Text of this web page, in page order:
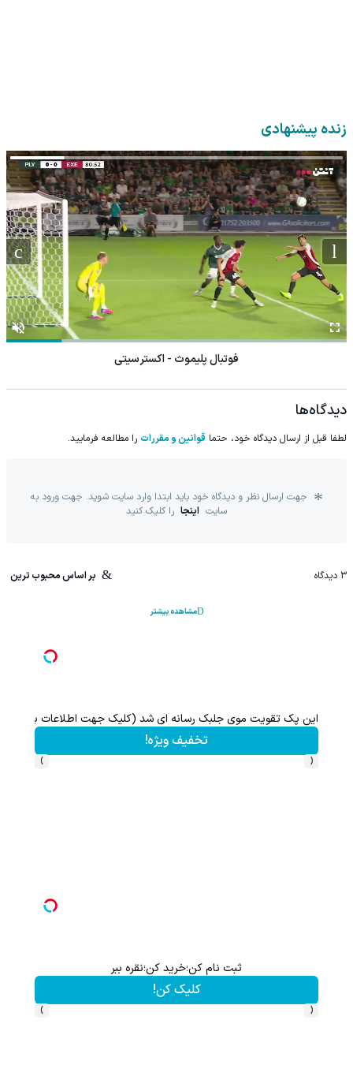
زنده پیشنهادی
فوتبال پلیموث - اکسترسیتی
دیدگاه‌ها
لطفا قبل از ارسال دیدگاه خود، حتما قوانین و مقررات را مطالعه فرمایید.
جهت ارسال نظر و دیدگاه خود باید ابتدا وارد سایت شوید. جهت ورود به
سایت اینجا را کلیک کنید
3 دیدگاه بر اساس محبوب ترین
مشاهده بیشتر
این پک تقویت موی جلبک رسانه ای شد (کلیک جهت اطلاعات بیشتر)
تخفیف ویژه!
‹
›
ثبت نام کن؛خرید کن؛نقره ببر
کلیک کن!
‹
›